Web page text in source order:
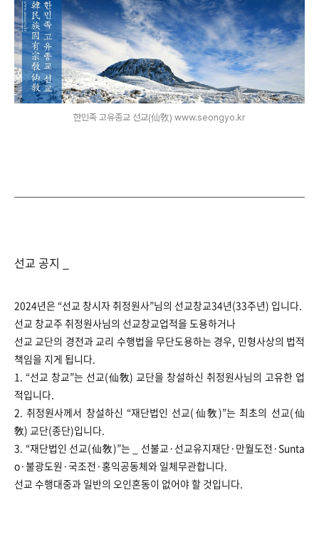
한민족 고유종교 선교(仙敎) www.seongyo.kr
선교 공지 _
2024년은 “선교 창시자 취정원사”님의 선교창교34년(33주년) 입니다.
선교 창교주 취정원사님의 선교창교업적을 도용하거나
선교 교단의 경전과 교리 수행법을 무단도용하는 경우, 민형사상의 법적
책임을 지게 됩니다.
1. “선교 창교”는 선교(仙敎) 교단을 창설하신 취정원사님의 고유한 업
적입니다.
2. 취정원사께서 창설하신 “재단법인 선교(仙敎)”는 최초의 선교(仙
敎) 교단(종단)입니다.
3. “재단법인 선교(仙敎)”는 _ 선불교·선교유지재단·만월도전·Sunta
o·불광도원·국조전·홍익공동체와 일체무관합니다.
선교 수행대중과 일반의 오인혼동이 없어야 할 것입니다.